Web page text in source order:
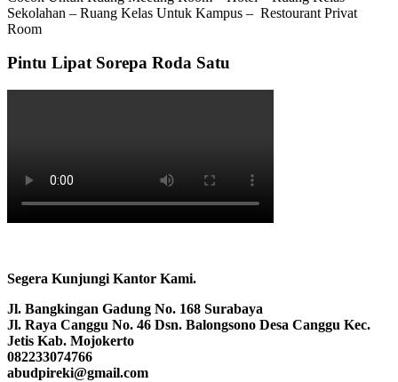
Sekolahan – Ruang Kelas Untuk Kampus – Restourant Privat
Room
Pintu Lipat Sorepa Roda Satu
Segera Kunjungi Kantor Kami.
Jl. Bangkingan Gadung No. 168 Surabaya
Jl. Raya Canggu No. 46 Dsn. Balongsono Desa Canggu Kec.
Jetis Kab. Mojokerto
082233074766
abudpireki@gmail.com